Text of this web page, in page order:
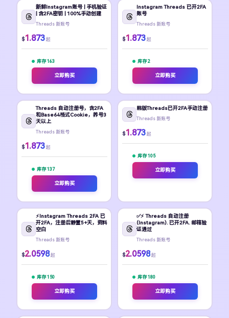
新鲜Instagram账号 | 手机验证
| 含2FA密钥 | 100%手动创建
Threads 新账号
$1.873 起
库存 163
立即购买
Instagram Threads 已开2FA
账号
Threads 新账号
$1.873 起
库存 2
立即购买
Threads 自动注册号，含2FA
和Base64格式Cookie，养号3
天以上
Threads 新账号
$1.873 起
库存 137
立即购买
韩版Threads已开2FA手动注册
Threads 新账号
$1.873 起
库存 105
立即购买
⚡️Instagram Threads 2FA 已
开2FA，注册后静置5+天，资料
空白
Threads 新账号
$2.0598 起
库存 150
立即购买
✅⚡️ Threads 自动注册
(Instagram). 已开2FA. 邮箱验
证通过
Threads 新账号
$2.0598 起
库存 180
立即购买